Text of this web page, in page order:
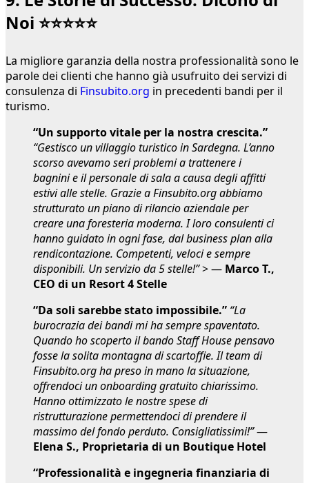
Noi ⭐⭐⭐⭐⭐
La migliore garanzia della nostra professionalità sono le
parole dei clienti che hanno già usufruito dei servizi di
consulenza di Finsubito.org in precedenti bandi per il
turismo.
“Un supporto vitale per la nostra crescita.”
“Gestisco un villaggio turistico in Sardegna. L’anno
scorso avevamo seri problemi a trattenere i
bagnini e il personale di sala a causa degli affitti
estivi alle stelle. Grazie a Finsubito.org abbiamo
strutturato un piano di rilancio aziendale per
creare una foresteria moderna. I loro consulenti ci
hanno guidato in ogni fase, dal business plan alla
rendicontazione. Competenti, veloci e sempre
disponibili. Un servizio da 5 stelle!”> — Marco T.,
CEO di un Resort 4 Stelle
“Da soli sarebbe stato impossibile.” “La
burocrazia dei bandi mi ha sempre spaventato.
Quando ho scoperto il bando Staff House pensavo
fosse la solita montagna di scartoffie. Il team di
Finsubito.org ha preso in mano la situazione,
offrendoci un onboarding gratuito chiarissimo.
Hanno ottimizzato le nostre spese di
ristrutturazione permettendoci di prendere il
massimo del fondo perduto. Consigliatissimi!”—
Elena S., Proprietaria di un Boutique Hotel
“Professionalità e ingegneria finanziaria di